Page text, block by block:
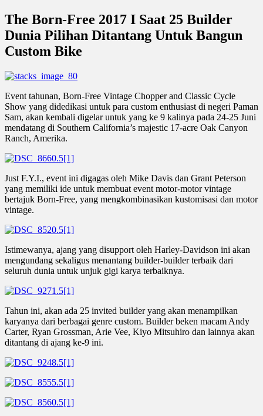
The Born-Free 2017 I Saat 25 Builder
Dunia Pilihan Ditantang Untuk Bangun
Custom Bike
Event tahunan, Born-Free Vintage Chopper and Classic Cycle
Show yang didedikasi untuk para custom enthusiast di negeri Paman
Sam, akan kembali digelar untuk yang ke 9 kalinya pada 24-25 Juni
mendatang di Southern California’s majestic 17-acre Oak Canyon
Ranch, Amerika.
Just F.Y.I., event ini digagas oleh Mike Davis dan Grant Peterson
yang memiliki ide untuk membuat event motor-motor vintage
bertajuk Born-Free, yang mengkombinasikan kustomisasi dan motor
vintage.
Istimewanya, ajang yang disupport oleh Harley-Davidson ini akan
mengundang sekaligus menantang builder-builder terbaik dari
seluruh dunia untuk unjuk gigi karya terbaiknya.
Tahun ini, akan ada 25 invited builder yang akan menampilkan
karyanya dari berbagai genre custom. Builder beken macam Andy
Carter, Ryan Grossman, Arie Vee, Kiyo Mitsuhiro dan lainnya akan
ditantang di ajang ke-9 ini.